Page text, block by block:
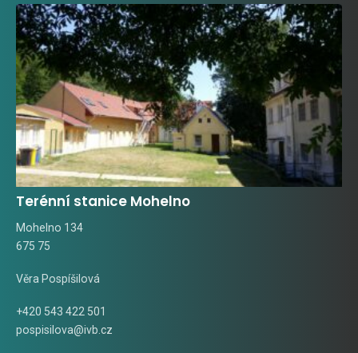
Terénní stanice Mohelno
Mohelno 134
675 75
Věra Pospíšilová
+420 543 422 501
pospisilova@ivb.cz